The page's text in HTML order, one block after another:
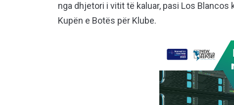
nga dhjetori i vitit të kaluar, pasi Los
Kupën e Botës për Klube.